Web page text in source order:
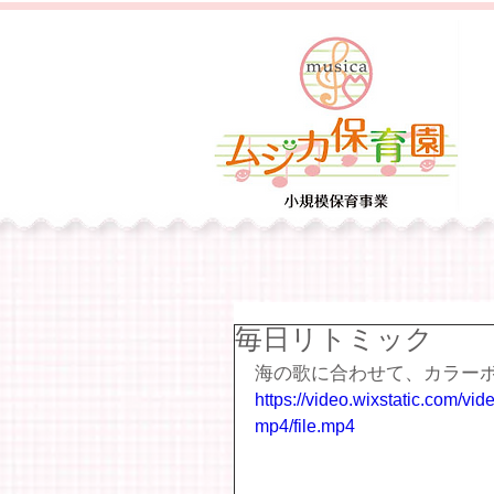
毎日リトミック
海の歌に合わせて、カラー
https://video.wixstatic.com/
mp4/file.mp4